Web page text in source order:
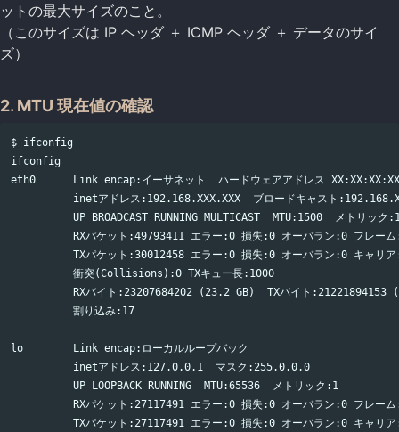
ットの最大サイズのこと。
（このサイズは IP ヘッダ ＋ ICMP ヘッダ ＋ データのサイ
ズ）
2. MTU 現在値の確認
$ ifconfig
ifconfig
eth0      Link encap:イーサネット  ハードウェアアドレス
inetアドレス:192.168.XXX.XXX  ブロードキャスト
UP BROADCAST RUNNING MULTICAST  MTU:1500  メトリック
RXパケット:49793411 エラー:0 損失:0 オーバラン:0 フレー
TXパケット:30012458 エラー:0 損失:0 オーバラン:0 キャリ
          衝突(Collisions):0 TXキュー長:1000
RXバイト:23207684202 (23.2 GB)  TXバイト:21221894153
          割り込み:17
lo        Link encap:ローカルループバック
          inetアドレス:127.0.0.1  マスク:255.0.0.0
          UP LOOPBACK RUNNING  MTU:65536  メトリック:1
RXパケット:27117491 エラー:0 損失:0 オーバラン:0 フレー
TXパケット:27117491 エラー:0 損失:0 オーバラン:0 キャリ